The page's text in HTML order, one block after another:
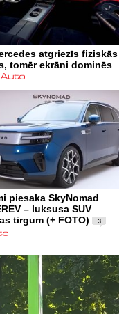
atgriezīs fiziskās
tomēr ekrāni dominēs
piesaka SkyNomad
– luksusa SUV
tirgum (+ FOTO)
3